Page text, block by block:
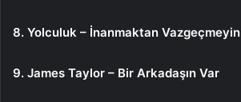
8. Yolculuk – İnanmaktan Vazgeçmeyin
9. James Taylor – Bir Arkadaşın Var